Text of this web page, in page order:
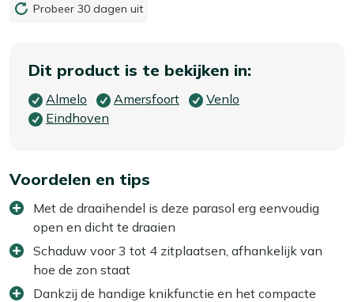
Probeer 30 dagen uit
Dit product is te bekijken in:
Almelo Amersfoort
Venlo
Eindhoven
Voordelen en tips
Met de draaihendel is deze parasol erg eenvoudig
open en dicht te draaien
Schaduw voor 3 tot 4 zitplaatsen, afhankelijk van
hoe de zon staat
Dankzij de handige knikfunctie en het compacte